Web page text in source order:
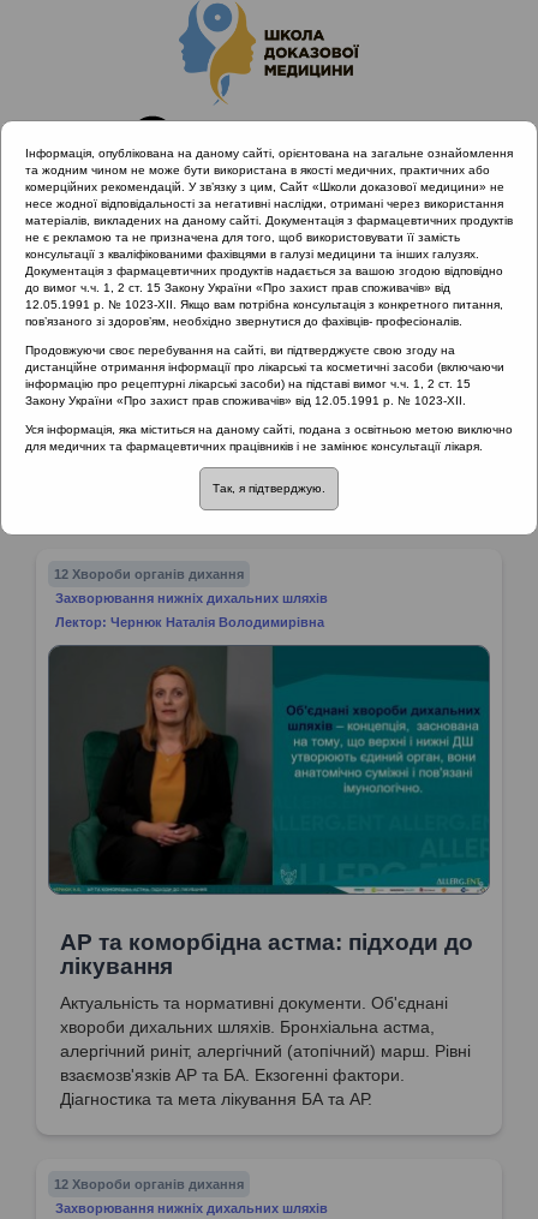
Головна
Матеріали за МКХ-11
12 Хвороби органів дихання
Захворювання нижніх дихальних шляхів
Матеріали за МКХ-11:: 12 Хвороби органів
дихання ::Захворювання нижніх дихальних
шляхів
Захворювання нижніх дихальних шляхів
12 Хвороби органів дихання
Захворювання нижніх дихальних шляхів
Лектор: Чернюк Наталія Володимирівна
АР та коморбідна астма: підходи до
лікування
Актуальність та нормативні документи. Об'єднані
хвороби дихальних шляхів. Бронхіальна астма,
алергічний риніт, алергічний (атопічний) марш. Рівні
взаємозв'язків АР та БА. Екзогенні фактори.
Діагностика та мета лікування БА та АР.
12 Хвороби органів дихання
Захворювання нижніх дихальних шляхів
Інформація, опублікована на даному сайті, орієнтована на загальне ознайомлення
та жодним чином не може бути використана в якості медичних, практичних або
комерційних рекомендацій. У зв’язку з цим, Сайт «Школи доказової медицини» не
несе жодної відповідальності за негативні наслідки, отримані через використання
матеріалів, викладених на даному сайті. Документація з фармацевтичних продуктів
не є рекламою та не призначена для того, щоб використовувати її замість
консультації з кваліфікованими фахівцями в галузі медицини та інших галузях.
Документація з фармацевтичних продуктів надається за вашою згодою відповідно
до вимог ч.ч. 1, 2 ст. 15 Закону України «Про захист прав споживачів» від
12.05.1991 р. № 1023-XII. Якщо вам потрібна консультація з конкретного питання,
пов’язаного зі здоров’ям, необхідно звернутися до фахівців- професіоналів.
Продовжуючи своє перебування на сайті, ви підтверджуєте свою згоду на
дистанційне отримання інформації про лікарські та косметичні засоби (включаючи
інформацію про рецептурні лікарські засоби) на підставі вимог ч.ч. 1, 2 ст. 15
Закону України «Про захист прав споживачів» від 12.05.1991 р. № 1023-XII.
Уся інформація, яка міститься на даному сайті, подана з освітньою метою виключно
для медичних та фармацевтичних працівників і не замінює консультації лікаря.
Так, я підтверджую.